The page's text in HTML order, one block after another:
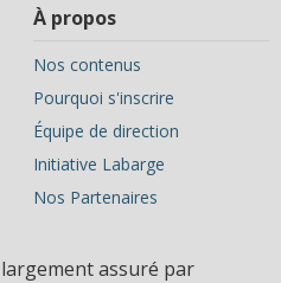
À propos
Nos contenus
Pourquoi s'inscrire
Équipe de direction
Initiative Labarge
Nos Partenaires
assuré par